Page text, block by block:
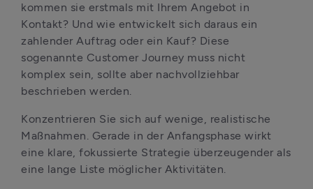
kommen sie erstmals mit Ihrem Angebot in
Kontakt? Und wie entwickelt sich daraus ein
zahlender Auftrag oder ein Kauf? Diese
sogenannte Customer Journey muss nicht
komplex sein, sollte aber nachvollziehbar
beschrieben werden.
Konzentrieren Sie sich auf wenige, realistische
Maßnahmen. Gerade in der Anfangsphase wirkt
eine klare, fokussierte Strategie überzeugender als
eine lange Liste möglicher Aktivitäten.